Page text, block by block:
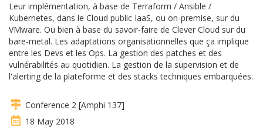
Leur implémentation, à base de Terraform / Ansible /
Kubernetes, dans le Cloud public IaaS, ou on-premise, sur du
VMware. Ou bien à base du savoir-faire de Clever Cloud sur du
bare-metal. Les adaptations organisationnelles que ça implique
entre les Devs et les Ops. La gestion des patches et des
vulnérabilités au quotidien. La gestion de la supervision et de
l'alerting de la plateforme et des stacks techniques embarquées.
Conference 2 [Amphi 137]
18 May 2018